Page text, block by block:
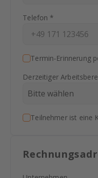
Telefon *
Termin-Erinnerung
Derzeitiger
Teilnehmer ist eine